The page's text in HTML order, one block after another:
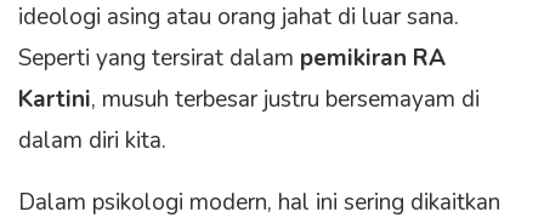
ideologi asing atau orang jahat di luar sana.
Seperti yang tersirat dalam pemikiran RA
Kartini, musuh terbesar justru bersemayam di
dalam diri kita.
Dalam psikologi modern, hal ini sering dikaitkan